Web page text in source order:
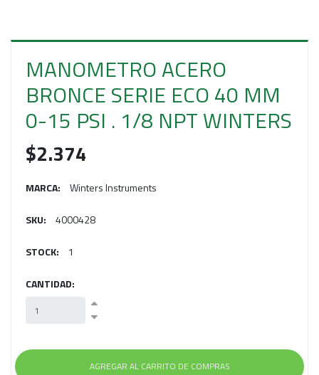
MANOMETRO ACERO
BRONCE SERIE ECO 40 MM
0-15 PSI . 1/8 NPT WINTERS
$2.374
MARCA: Winters Instruments
SKU: 4000428
STOCK: 1
CANTIDAD: